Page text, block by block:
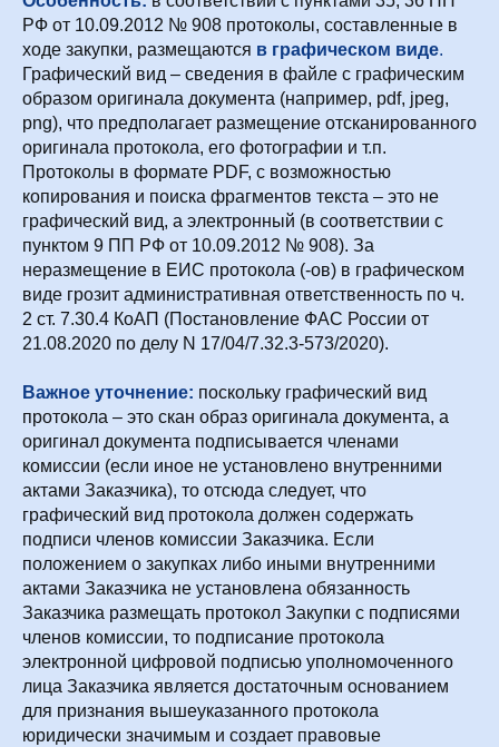
РФ от 10.09.2012 № 908 протоколы, составленные в
ходе закупки, размещаются в графическом виде.
Графический вид – сведения в файле с графическим
образом оригинала документа (например, pdf, jpeg,
png), что предполагает размещение отсканированного
оригинала протокола, его фотографии и т.п.
Протоколы в формате PDF, с возможностью
копирования и поиска фрагментов текста – это не
графический вид, а электронный (в соответствии с
пунктом 9 ПП РФ от 10.09.2012 № 908). За
неразмещение в ЕИС протокола (-ов) в графическом
виде грозит административная ответственность по ч.
2 ст. 7.30.4 КоАП (Постановление ФАС России от
21.08.2020 по делу N 17/04/7.32.3-573/2020).
Важное уточнение: поскольку графический вид
протокола – это скан образ оригинала документа, а
оригинал документа подписывается членами
комиссии (если иное не установлено внутренними
актами Заказчика), то отсюда следует, что
графический вид протокола должен содержать
подписи членов комиссии Заказчика. Если
положением о закупках либо иными внутренними
актами Заказчика не установлена обязанность
Заказчика размещать протокол Закупки с подписями
членов комиссии, то подписание протокола
электронной цифровой подписью уполномоченного
лица Заказчика является достаточным основанием
для признания вышеуказанного протокола
юридически значимым и создает правовые